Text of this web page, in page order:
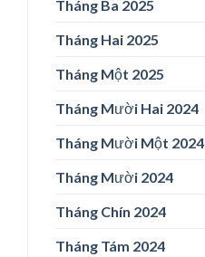
Tháng Ba 2025
Tháng Hai 2025
Tháng Một 2025
Tháng Mười Hai 2024
Tháng Mười Một 2024
Tháng Mười 2024
Tháng Chín 2024
Tháng Tám 2024